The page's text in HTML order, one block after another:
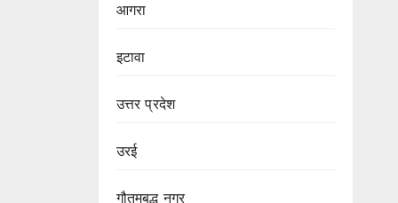
आगरा
इटावा
उत्तर प्रदेश
उरई
गौतमबुद्ध नगर